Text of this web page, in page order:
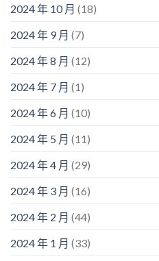
2024 年 10 月 (18)
2024 年 9 月 (7)
2024 年 8 月 (12)
2024 年 7 月 (1)
2024 年 6 月 (10)
2024 年 5 月 (11)
2024 年 4 月 (29)
2024 年 3 月 (16)
2024 年 2 月 (44)
2024 年 1 月 (33)